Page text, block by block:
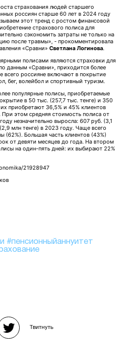
страхования людей старшего
россиян старше 60 лет в 2024 году
этот тренд с ростом финансовой
страхового полиса для
сэкономить затраты не только на
после травмы», - прокомментировала
«Сравни» Светлана Логинова.
полисами являются страховки для
данным «Сравни», приходится более
россияне включают в покрытие
бег, волейбол и спортивный туризм.
популярные полисы, приобретаемые
в 50 тыс. (257,7 тыс. тенге) и 350
приобретают 36,5% и 45% клиентов
При этом средняя стоимость полиса от
незначительно выросла: 607 руб. (3,1
млн тенге) в 2023 году. Чаще всего
Большая часть клиентов (43%)
от девяти месяцев до года. На втором
на один-пять дней: их выбирают 22%
21928947
#пенсионныйаннуитет
Твитнуть